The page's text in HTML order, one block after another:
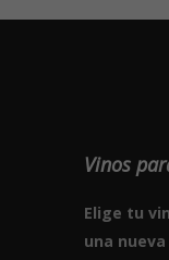
Vinos
Elige tu
una